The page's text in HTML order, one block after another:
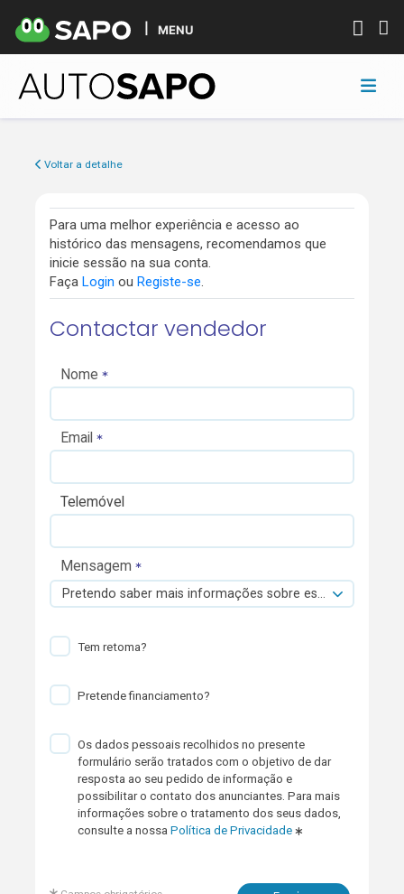
MENU
Voltar a detalhe
Para uma melhor experiência e acesso ao
histórico das mensagens, recomendamos que
inicie sessão na sua conta.
Faça Login ou Registe-se.
Contactar vendedor
Nome
Email
Telemóvel
Mensagem
Pretendo saber mais informações sobre esta viatura.
Tem retoma?
Pretende financiamento?
Os dados pessoais recolhidos no presente
formulário serão tratados com o objetivo de dar
resposta ao seu pedido de informação e
possibilitar o contato dos anunciantes. Para mais
informações sobre o tratamento dos seus dados,
consulte a nossaPolítica de Privacidade